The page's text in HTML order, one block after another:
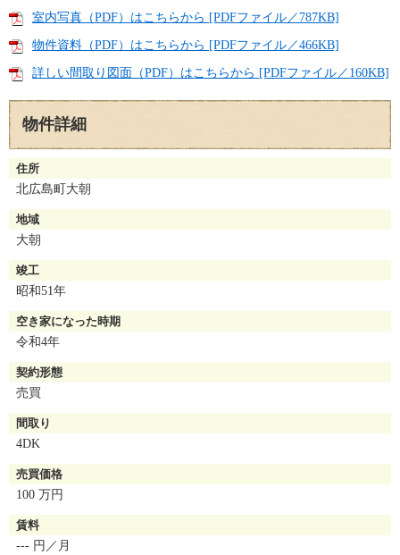
室内写真（PDF）はこちらから [PDFファイル／787KB]
物件資料（PDF）はこちらから [PDFファイル／466KB]
詳しい間取り図面（PDF）はこちらから [PDFファイル／160KB]
物件詳細
物件詳細
住所
北広島町大朝
地域
大朝
竣工
昭和51年
空き家になった時期
令和4年
契約形態
売買
間取り
4DK
売買価格
100 万円
賃料
--- 円／月